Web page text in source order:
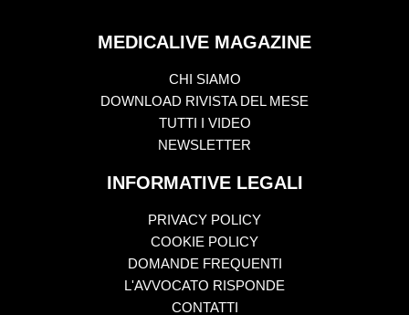
MEDICALIVE MAGAZINE
CHI SIAMO
DOWNLOAD RIVISTA DEL MESE
TUTTI I VIDEO
NEWSLETTER
INFORMATIVE LEGALI
PRIVACY POLICY
COOKIE POLICY
DOMANDE FREQUENTI
L'AVVOCATO RISPONDE
CONTATTI